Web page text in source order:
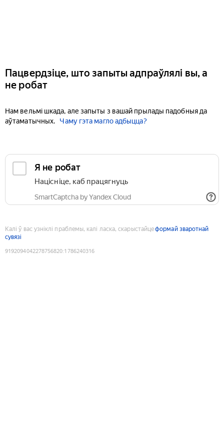
Пацвердзіце, што запыты адпраўлялі вы, а
не робат
Нам вельмі шкада, але запыты з вашай прылады падобныя да
аўтаматычных.
Чаму гэта магло адбыцца?
Я не робат
Націсніце, каб працягнуць
SmartCaptcha by Yandex Cloud
Калі ў вас узніклі праблемы, калі ласка, скарыстайцеформай зваротнай
сувязі
9192094042278756820:1786240316